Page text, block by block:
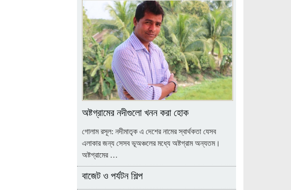
অষ্টগ্রামের নদীগুলো খনন করা হোক
গোলাম রসূল: নদীমাতৃক এ দেশের নামের স্বার্থকতা যেসব
এলাকার জন্য সেসব ভূঅঞ্চলের মধ্যে অষ্টগ্রাম অন্যতম।
অষ্টগ্রামের …
বাজেট ও পর্যটন শিল্প